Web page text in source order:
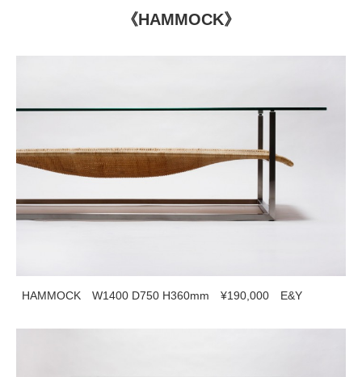
《HAMMOCK》
HAMMOCK W1400 D750 H360mm ¥190,000 E&Y